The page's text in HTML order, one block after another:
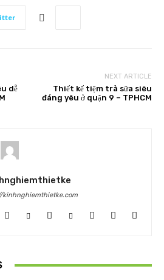
dễ
NEXT ARTICLE
Thiết kế tiệm trà sữa siêu
đáng yêu ở quận 9 – TPHCM
kinhnghiemthietke.com